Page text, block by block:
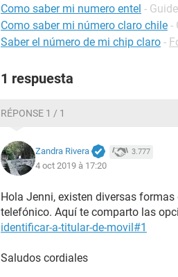
Como saber mi numero entel - Guide
Como saber mi número claro chile -
Saber el número de mi chip claro -
1 respuesta
RÉPONSE 1 / 1
Zandra Rivera 3.777
4 oct 2019 à 17:20
Hola Jenni, existen diversas
telefónico. Aquí te comparto las
identificar-a-titular-de-movil#1
Saludos cordiales